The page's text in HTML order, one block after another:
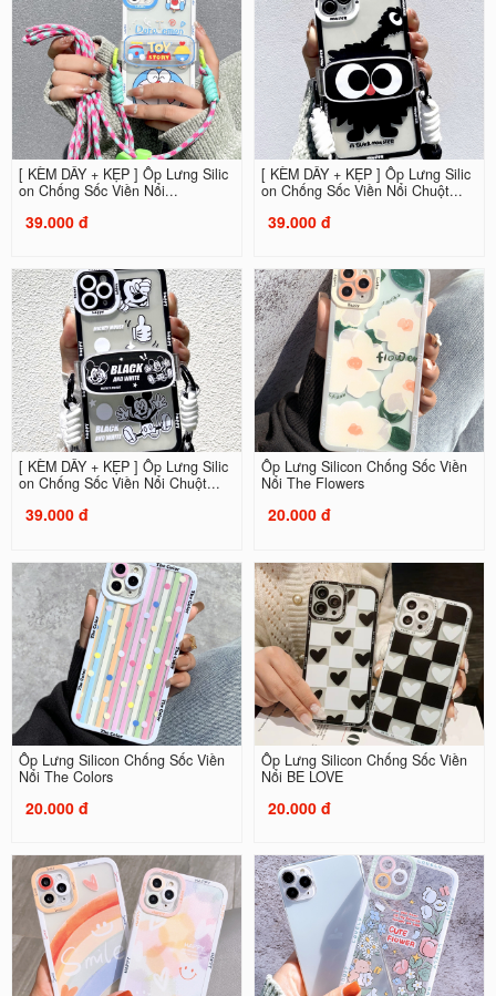
[ KÈM DÂY + KẸP ] Ốp Lưng Silic
on Chống Sốc Viền Nổi...
39.000 đ
[ KÈM DÂY + KẸP ] Ốp Lưng Silic
on Chống Sốc Viền Nổi Chuột...
39.000 đ
[ KÈM DÂY + KẸP ] Ốp Lưng Silic
on Chống Sốc Viền Nổi Chuột...
39.000 đ
Ốp Lưng Silicon Chống Sốc Viền
Nổi The Flowers
20.000 đ
Ốp Lưng Silicon Chống Sốc Viền
Nổi The Colors
20.000 đ
Ốp Lưng Silicon Chống Sốc Viền
Nổi BE LOVE
20.000 đ